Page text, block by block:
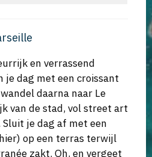
en verrassend
je dag met een croissant
daarna naar Le
van de stad, vol street art
je dag af met een
op een terras terwijl
zakt. Oh, en vergeet